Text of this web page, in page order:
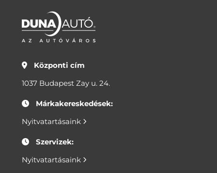
Központi cím
1037 Budapest Zay u. 24.
Márkakereskedések:
Nyitvatartásaink
Szervizek:
Nyitvatartásaink